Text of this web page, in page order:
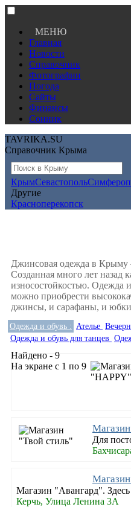
МЕНЮ
Главная
Новости
Справочник
Фотографии
Погода
Сайты
Финансы
Сонник
TAVRIKA.SU
Справочник Крыма
КрымСевастополь
Другие
Красноперекопск
Джинсовая одежда в Крыму
Созданная много лет назад
износостойкостью. Одежда
можно приобрести
джинсы, и сарафаны, и
Одежда и обувь : Ателье
Одежда и обувь для танцев
Найдено - 9
На экране с 1 по 9
Для
Магазин "Авангард".
Керчь, Улица Ленина 3А